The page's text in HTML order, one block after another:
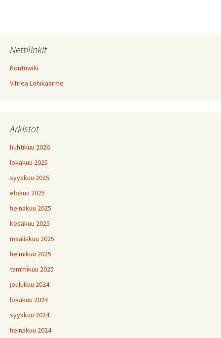
Nettilinkit
Kontuwiki
Vihreä Lohikäärme
Arkistot
huhtikuu 2026
lokakuu 2025
syyskuu 2025
elokuu 2025
heinäkuu 2025
kesäkuu 2025
maaliskuu 2025
helmikuu 2025
tammikuu 2025
joulukuu 2024
lokakuu 2024
syyskuu 2024
heinäkuu 2024